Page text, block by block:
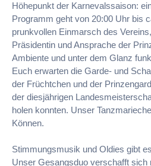
Höhepunkt der Karnevalssaison:
Programm geht von 20:00 Uhr bis
prunkvollen Einmarsch des
Präsidentin und Ansprache der
Ambiente und unter dem Glanz
Euch erwarten die Garde- und
der Früchtchen und der
der diesjährigen
holen konnten. Unser
Können.
Stimmungsmusik und Oldies gibt
Unser Gesangsduo verschafft sich